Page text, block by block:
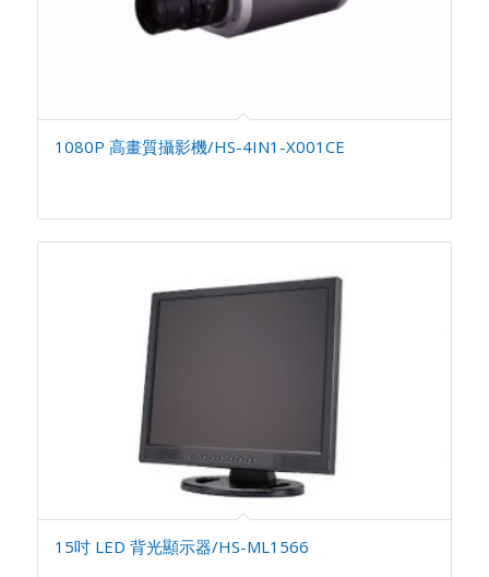
1080P 高畫質攝影機/HS-4IN1-X001CE
15吋 LED 背光顯示器/HS-ML1566